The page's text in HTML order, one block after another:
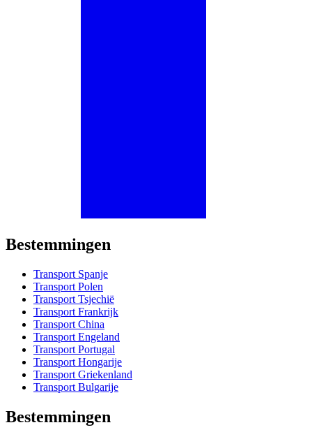
Bestemmingen
Transport Spanje
Transport Polen
Transport Tsjechië
Transport Frankrijk
Transport China
Transport Engeland
Transport Portugal
Transport Hongarije
Transport Griekenland
Transport Bulgarije
Bestemmingen